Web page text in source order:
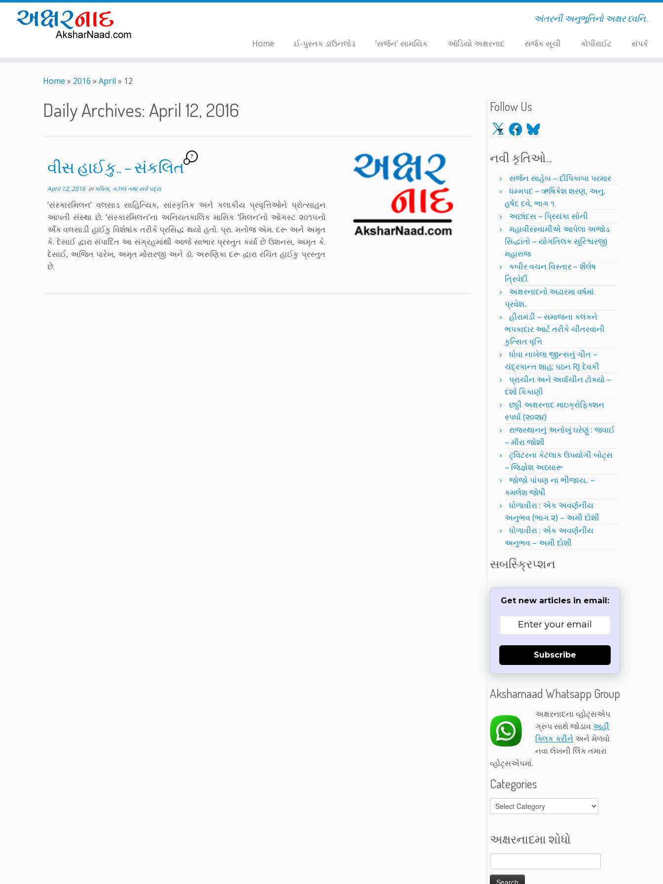
અંતરની અનુભૂતિનો અક્ષર ધ્વનિ..
Home ઈ-પુસ્તક ડાઉનલોડ ‘સર્જન’ સામયિક ઑડિયો અક્ષરનાદ સર્જક સૂચી કોપીરાઈટ સંપર્ક
Home » 2016 » April » 12
Daily Archives: April 12, 2016
વીસ હાઈકુ.. – સંકલિત
7
April 12, 2016inકવિતા, ગઝલ તથા સર્વ પદ્ય
‘સંસ્કારમિલન’ વલસાડ સાહિત્યિક, સાંસ્કૃતિક અને કલાકીય પ્રવૃત્તિઓને પ્રોત્સાહન
આપતી સંસ્થા છે. ‘સંસ્કારમિલન’ના અનિયતકાલિક માસિક ‘મિલન’નો ઓગસ્ટ ૨૦૧૫નો
અઁક વલસાડી હાઈકુ વિશેષાંક તરીકે પ્રસિદ્ધ થયો હતો. પ્રા. મનોજ એમ. દરૂ અને અમૃત
કે. દેસાઈ દ્વારા સંપાદિત આ સંગ્રહમાંથી આજે સાભાર પ્રસ્તુત કર્યા છે ઉશનસ, અમૃત કે.
દેસાઈ, અજિત પારેખ, અમૃત મોરારજી અને ડૉ. અરુણિકા દરૂ દ્વારા રચિત હાઈકુ પ્રસ્તુત
છે.
Follow Us
X Facebook
Bluesky
નવી કૃતિઓ…
સર્જન સાહેબ – દીપિકાબા પરમાર
ધમ્મપદ – ઋષિકેશ શરણ, અનુ.
હર્ષદ દવે, ભાગ ૧
અછાંદસ – પ્રિયંકા સોની
મહાવીરસ્વામીએ આપેલા અજોડ
સિદ્ધાંતો – યોગતિલક સૂરિશ્વરજી
મહારાજ
કબીર વચન વિસ્તાર – શૈલેષ
ત્રિવેદી
અક્ષરનાદનો અઢારમા વર્ષમાં
પ્રવેશ..
હીરામંડી – સમાજના કલંકને
ભપકાદાર આર્ટ તરીકે ચીતરવાની
કુત્સિત વૃત્તિ
ધોવા નાખેલા જીન્સનું ગીત –
ચંદ્રકાન્ત શાહ; પઠન RJ દેવકી
પ્રાચીન અને અર્વાચીન ટોક્યો –
દર્શા કિકાણી
છઠ્ઠી અક્ષરનાદ માઇક્રોફિક્શન
સ્પર્ધા (૨૦૨૪)
રાજસ્થાનનું અનોખું ઘરેણું : જવાઈ
– મીરા જોશી
ટ્વિટરના કેટલાક ઉપયોગી બોટ્સ
– જિજ્ઞેશ અધ્યારૂ
જોજો પાંપણ ના ભીંજાય.. –
કમલેશ જોષી
ધોળાવીરા : એક અવર્ણનીય
અનુભવ (ભાગ ૨) – અમી દોશી
ધોળાવીરા : એક અવર્ણનીય
અનુભવ – અમી દોશી
સબસ્ક્રિપ્શન
Get new articles in email:
Subscribe
Aksharnaad Whatsapp Group
અક્ષરનાદના વ્હોટ્સએપ
ગ્રુપ સાથે જોડાવઅહીં
ક્લિક કરીને અને મેળવો
નવા લેખની લિંક તમારા
વ્હોટ્સએપમાં.
Categories
Categories
અક્ષરનાદમા શોધો